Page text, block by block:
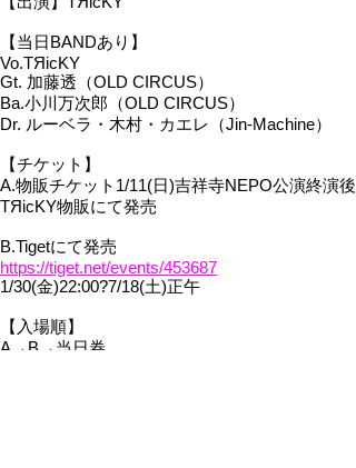
【当日BANDあり】
Vo.TЯicKY
Gt. 加藤透（OLD CIRCUS）
Ba.小川万次郎（OLD CIRCUS）
Dr. ルーベラ・木村・カエレ（Jin-Machine）
【チケット】
A.物販チケット1/11(日)吉祥寺NEPO公演終演後
TЯicKY物販にて発売
B.Tigetにて発売
https://tiget.net/events/453687
1/30(金)22:00?7/18(土)正午
【入場順】
A→B→当日券